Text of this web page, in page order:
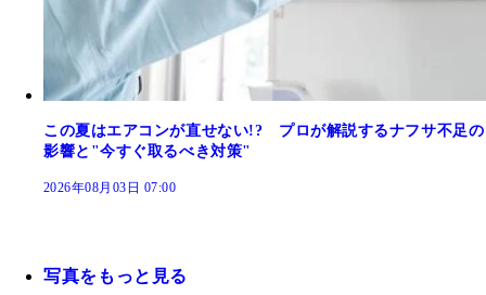
この夏はエアコンが直せない!? プロが解説するナフサ不足の
影響と"今すぐ取るべき対策"
2026年08月03日 07:00
写真をもっと見る